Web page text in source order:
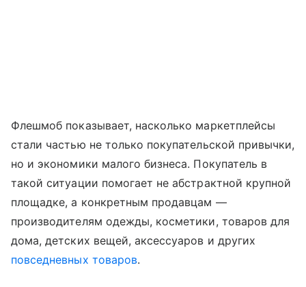
Флешмоб показывает, насколько маркетплейсы
стали частью не только покупательской привычки,
но и экономики малого бизнеса. Покупатель в
такой ситуации помогает не абстрактной крупной
площадке, а конкретным продавцам —
производителям одежды, косметики, товаров для
дома, детских вещей, аксессуаров и других
повседневных товаров.